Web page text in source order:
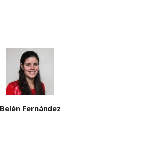
Belén Fernández